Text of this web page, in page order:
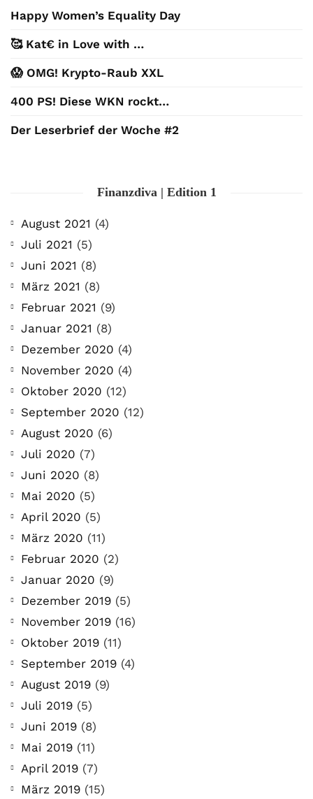
Happy Women’s Equality Day
🥰 Kat€ in Love with …
😱 OMG! Krypto-Raub XXL
400 PS! Diese WKN rockt…
Der Leserbrief der Woche #2
Finanzdiva | Edition 1
August 2021 (4)
Juli 2021 (5)
Juni 2021 (8)
März 2021 (8)
Februar 2021 (9)
Januar 2021 (8)
Dezember 2020 (4)
November 2020 (4)
Oktober 2020 (12)
September 2020 (12)
August 2020 (6)
Juli 2020 (7)
Juni 2020 (8)
Mai 2020 (5)
April 2020 (5)
März 2020 (11)
Februar 2020 (2)
Januar 2020 (9)
Dezember 2019 (5)
November 2019 (16)
Oktober 2019 (11)
September 2019 (4)
August 2019 (9)
Juli 2019 (5)
Juni 2019 (8)
Mai 2019 (11)
April 2019 (7)
März 2019 (15)